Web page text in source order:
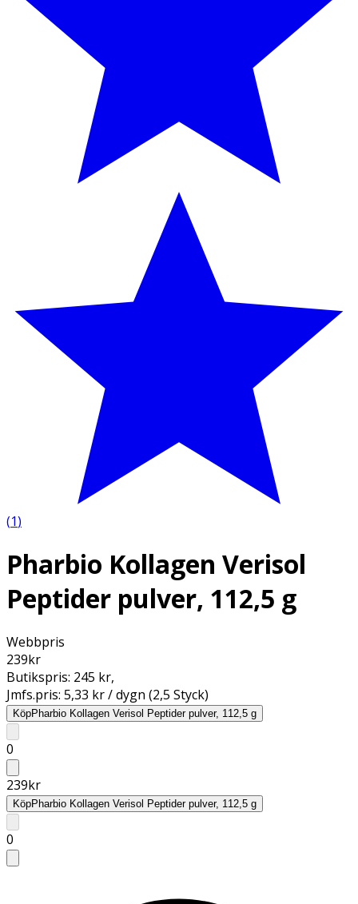
(1)
Pharbio Kollagen Verisol
Peptider pulver, 112,5 g
Webbpris
239kr
Butikspris: 245 kr,
Jmfs.pris: 5,33 kr / dygn (2,5 Styck)
KöpPharbio Kollagen Verisol Peptider pulver, 112,5 g
0
239kr
KöpPharbio Kollagen Verisol Peptider pulver, 112,5 g
0